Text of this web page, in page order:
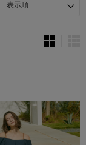
表示順